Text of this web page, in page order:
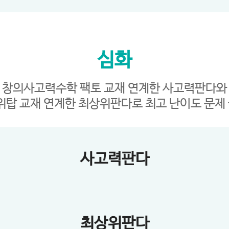
심화
창의사고력수학 팩토 교재 연계한 사고력판다와
탑 교재 연계한 최상위판다로 최고 난이도 문
사고력판다
최상위판다